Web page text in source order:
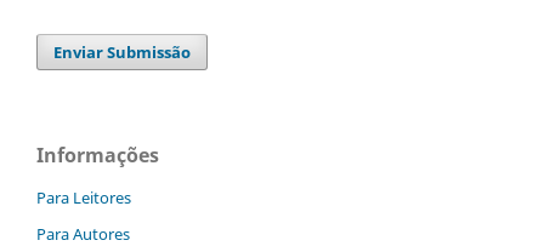
Enviar Submissão
Informações
Para Leitores
Para Autores